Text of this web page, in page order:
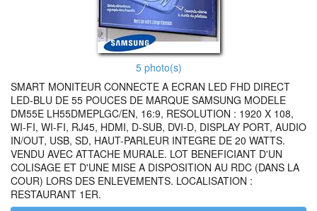
5 photo(s)
SMART MONITEUR CONNECTE A ECRAN LED FHD DIRECT
LED-BLU DE 55 POUCES DE MARQUE SAMSUNG MODELE
DM55E LH55DMEPLGC/EN, 16:9, RESOLUTION : 1920 X 108,
WI-FI, WI-FI, RJ45, HDMI, D-SUB, DVI-D, DISPLAY PORT, AUDIO
IN/OUT, USB, SD, HAUT-PARLEUR INTEGRE DE 20 WATTS.
VENDU AVEC ATTACHE MURALE. LOT BENEFICIANT D'UN
COLISAGE ET D'UNE MISE A DISPOSITION AU RDC (DANS LA
COUR) LORS DES ENLEVEMENTS. LOCALISATION :
RESTAURANT 1ER.